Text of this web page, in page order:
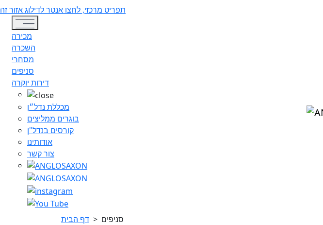
תפריט מרכזי, לחצו אנטר לדילוג אזור זה
Toggle navigation
מכירה
השכרה
מסחרי
סניפים
דירות יוקרה
מכללת נדל״ן
בוגרים ממליצים
קורסים בנדל"ן
אודותינו
צור קשר
דף הבית > סניפים